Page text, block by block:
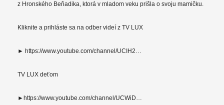
z Hronského Beňadika, ktorá v mladom veku prišla o svoju mamičku.
Kliknite a prihláste sa na odber videí z TV LUX
► https://www.youtube.com/channel/UCIH2…
TV LUX deťom
►https://www.youtube.com/channel/UCWiD…